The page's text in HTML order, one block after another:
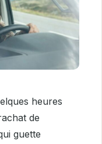
heures
de
guette